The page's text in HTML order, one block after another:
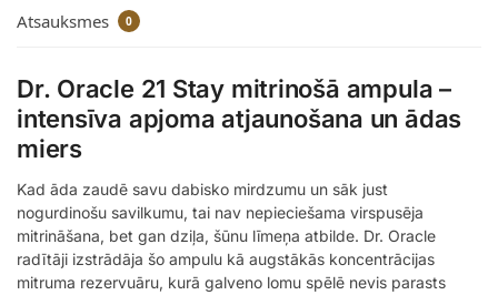
Atsauksmes 0
Dr. Oracle 21 Stay mitrinošā ampula –
intensīva apjoma atjaunošana un ādas
miers
Kad āda zaudē savu dabisko mirdzumu un sāk just
nogurdinošu savilkumu, tai nav nepieciešama virspusēja
mitrināšana, bet gan dziļa, šūnu līmeņa atbilde. Dr. Oracle
radītāji izstrādāja šo ampulu kā augstākās koncentrācijas
mitruma rezervuāru, kurā galveno lomu spēlē nevis parasts